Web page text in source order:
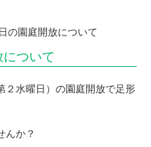
型
認
の園庭開放について
ついて
２水曜日）の園庭開放で足形
んか？